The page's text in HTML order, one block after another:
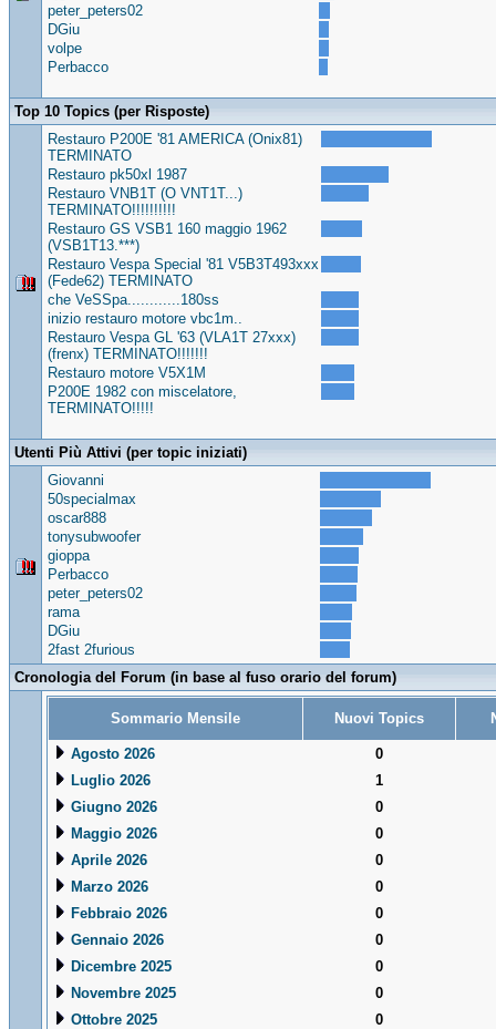
peter_peters02
DGiu
volpe
Perbacco
Top 10 Topics (per Risposte)
Restauro P200E '81 AMERICA (Onix81)
TERMINATO
Restauro pk50xl 1987
Restauro VNB1T (O VNT1T...)
TERMINATO!!!!!!!!!!
Restauro GS VSB1 160 maggio 1962
(VSB1T13.***)
Restauro Vespa Special '81 V5B3T493xxx
(Fede62) TERMINATO
che VeSSpa............180ss
inizio restauro motore vbc1m..
Restauro Vespa GL '63 (VLA1T 27xxx)
(frenx) TERMINATO!!!!!!!
Restauro motore V5X1M
P200E 1982 con miscelatore,
TERMINATO!!!!!
Utenti Più Attivi (per topic iniziati)
Giovanni
50specialmax
oscar888
tonysubwoofer
gioppa
Perbacco
peter_peters02
rama
DGiu
2fast 2furious
Cronologia del Forum (in base al fuso orario del forum)
Sommario Mensile Nuovi Topics
Agosto 2026
0
Luglio 2026
1
Giugno 2026
0
Maggio 2026
0
Aprile 2026
0
Marzo 2026
0
Febbraio 2026
0
Gennaio 2026
0
Dicembre 2025
0
Novembre 2025
0
Ottobre 2025
0